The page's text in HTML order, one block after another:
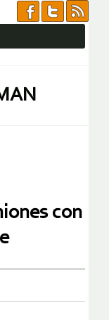
con